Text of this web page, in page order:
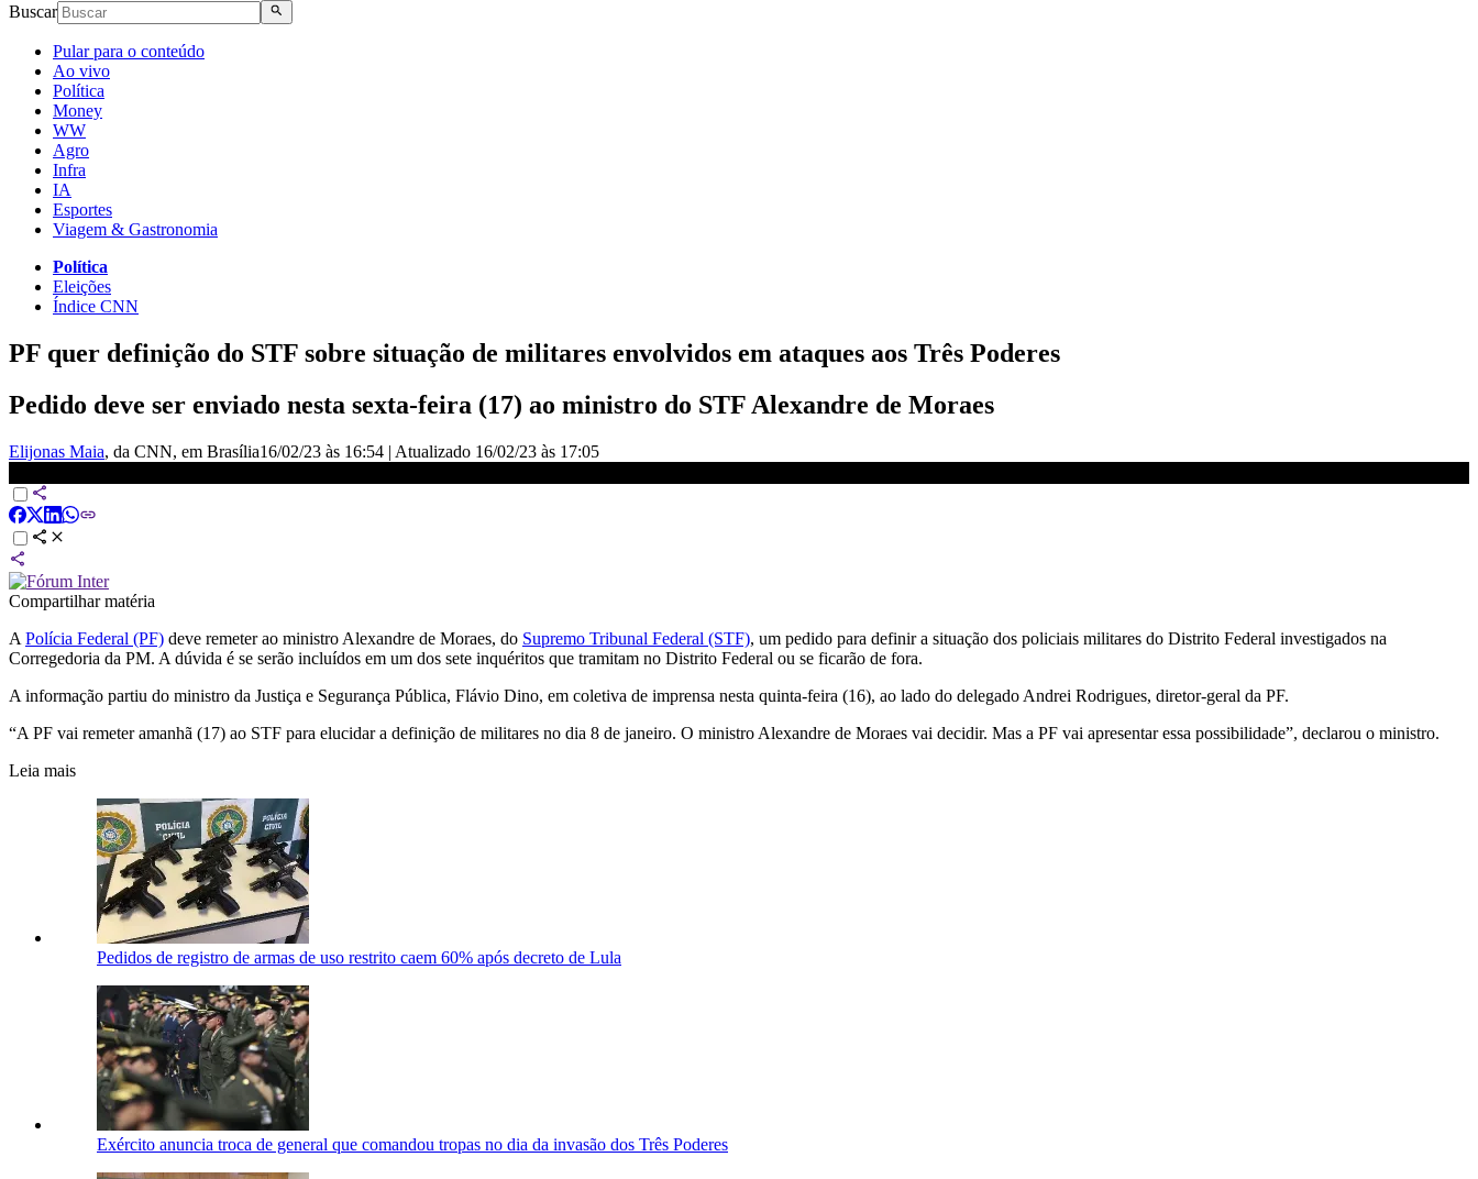
Buscar
Pular para o conteúdo
Ao vivo
Política
Money
WW
Agro
Infra
IA
Esportes
Viagem & Gastronomia
Política
Eleições
Índice CNN
PF quer definição do STF sobre situação de militares envolvidos em ataques aos Três Poderes
Pedido deve ser enviado nesta sexta-feira (17) ao ministro do STF Alexandre de Moraes
Elijonas Maia, da CNN, em Brasília16/02/23 às 16:54 | Atualizado 16/02/23 às 17:05
Compartilhar matéria
A Polícia Federal (PF) deve remeter ao ministro Alexandre de Moraes, do Supremo Tribunal Federal (STF), um pedido para definir a situação dos policiais militares do Distrito Federal investigados na
Corregedoria da PM. A dúvida é se serão incluídos em um dos sete inquéritos que tramitam no Distrito Federal ou se ficarão de fora.
A informação partiu do ministro da Justiça e Segurança Pública, Flávio Dino, em coletiva de imprensa nesta quinta-feira (16), ao lado do delegado Andrei Rodrigues, diretor-geral da PF.
“A PF vai remeter amanhã (17) ao STF para elucidar a definição de militares no dia 8 de janeiro. O ministro Alexandre de Moraes vai decidir. Mas a PF vai apresentar essa possibilidade”, declarou o ministro.
Leia mais
Pedidos de registro de armas de uso restrito caem 60% após decreto de Lula
Exército anuncia troca de general que comandou tropas no dia da invasão dos Três Poderes